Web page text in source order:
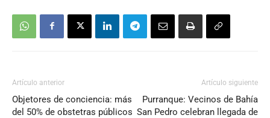
Artículo anterior
Objetores de conciencia: más
del 50% de obstetras públicos
Artículo siguiente
Purranque: Vecinos de Bahía
San Pedro celebran llegada de